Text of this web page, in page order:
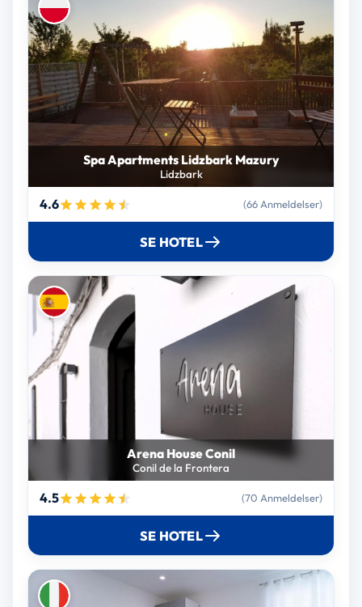
Spa Apartments Lidzbark Mazury
Lidzbark
4.6 (66 Anmeldelser)
SE HOTEL
Arena House Conil
Conil de la Frontera
4.5 (70 Anmeldelser)
SE HOTEL